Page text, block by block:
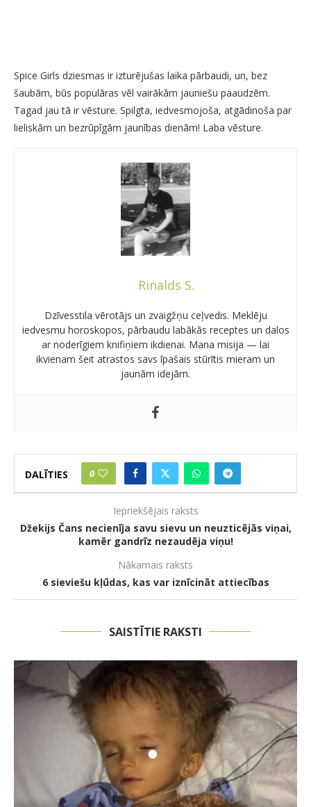
Spice Girls dziesmas ir izturējušas laika pārbaudi, un, bez
šaubām, būs populāras vēl vairākām jauniešu paaudzēm.
Tagad jau tā ir vēsture. Spilgta, iedvesmojoša, atgādinoša par
lieliskām un bezrūpīgām jaunības dienām! Laba vēsture.
Rinalds S.
Dzīvesstila vērotājs un zvaigžņu ceļvedis. Meklēju
iedvesmu horoskopos, pārbaudu labākās receptes un dalos
ar noderīgiem knifiņiem ikdienai. Mana misija — lai
ikvienam šeit atrastos savs īpašais stūrītis mieram un
jaunām idejām.
DALĪTIES 0
Iepriekšējais raksts
Džekijs Čans necienīja savu sievu un neuzticējās viņai,
kamēr gandrīz nezaudēja viņu!
Nākamais raksts
6 sieviešu kļūdas, kas var iznīcināt attiecības
SAISTĪTIE RAKSTI